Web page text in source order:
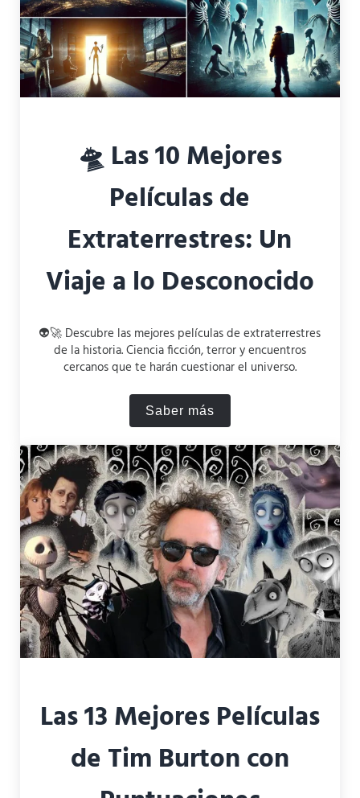
🛸 Las 10 Mejores
Películas de
Extraterrestres: Un
Viaje a lo Desconocido
👽🚀 Descubre las mejores películas de extraterrestres
de la historia. Ciencia ficción, terror y encuentros
cercanos que te harán cuestionar el universo.
Saber más🛸 Las 10 Mejores
Las 13 Mejores Películas
de Tim Burton con